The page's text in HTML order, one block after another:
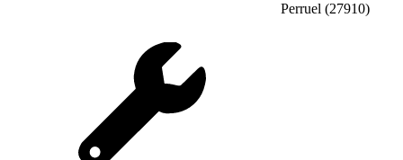
Perruel (27910)